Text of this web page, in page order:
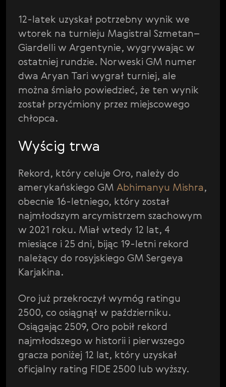
12-latek uzyskał potrzebny wynik we
wtorek na turnieju Magistral Szmetan–
Giardelli w Argentynie, wygrywając w
ostatniej rundzie. Norweski GM numer
dwa Aryan Tari wygrał turniej, ale
można śmiało powiedzieć, że ten wynik
został przyćmiony przez miejscowego
chłopca.
Wyścig trwa
Rekord, który celuje Oro, należy do
amerykańskiego GM Abhimanyu Mishra,
obecnie 16-letniego, który został
najmłodszym arcymistrzem szachowym
w 2021 roku. Miał wtedy 12 lat, 4
miesiące i 25 dni, bijąc 19-letni rekord
należący do rosyjskiego GM Sergeya
Karjakina.
Oro już przekroczył wymóg ratingu
2500, co osiągnął w październiku.
Osiągając 2509, Oro pobił rekord
najmłodszego w historii i pierwszego
gracza poniżej 12 lat, który uzyskał
oficjalny rating FIDE 2500 lub wyższy.